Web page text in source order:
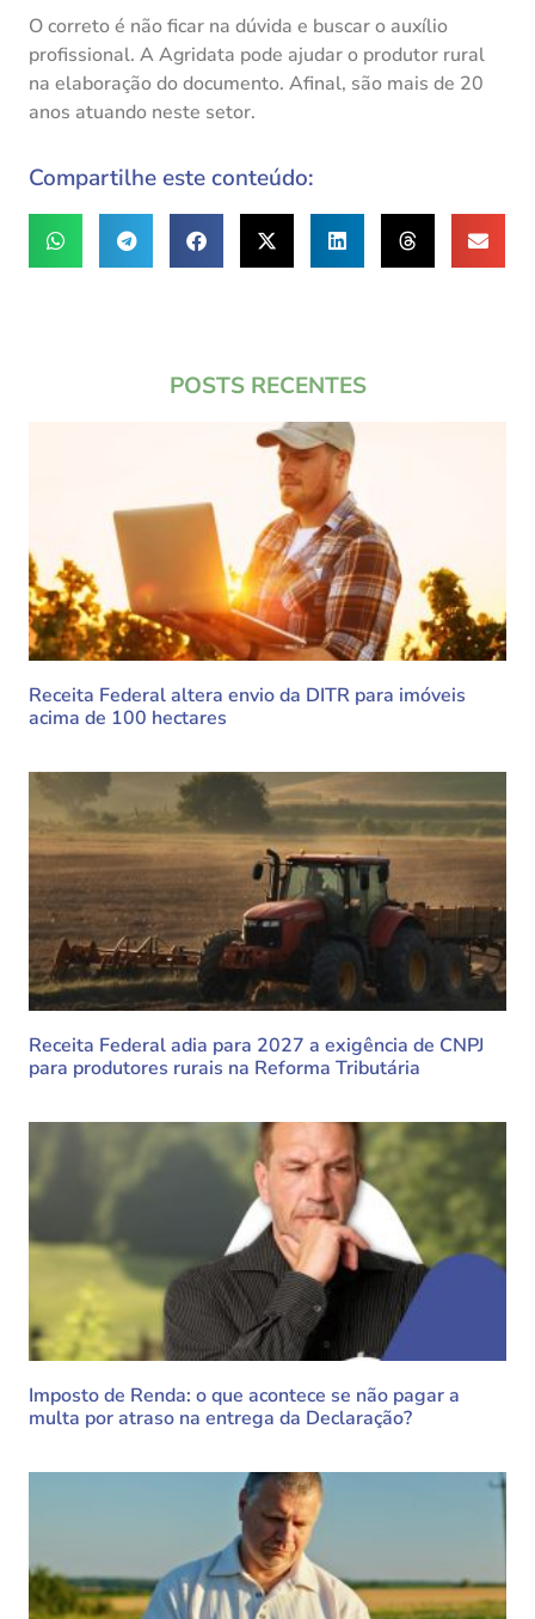
O correto é não ficar na dúvida e buscar o auxílio
profissional. A Agridata pode ajudar o produtor rural
na elaboração do documento. Afinal, são mais de 20
anos atuando neste setor.
Compartilhe este conteúdo:
POSTS RECENTES
Receita Federal altera envio da DITR para imóveis
acima de 100 hectares
Receita Federal adia para 2027 a exigência de CNPJ
para produtores rurais na Reforma Tributária
Imposto de Renda: o que acontece se não pagar a
multa por atraso na entrega da Declaração?